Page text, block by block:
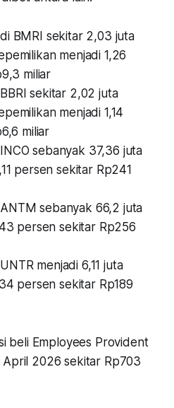
BMRI sekitar 2,03 juta
menjadi 1,26
miliar
sekitar 2,02 juta
menjadi 1,14
miliar
sebanyak 37,36 juta
persen sekitar Rp241
sebanyak 66,2 juta
persen sekitar Rp256
menjadi 6,11 juta
persen sekitar Rp189
beli Employees Provident
April 2026 sekitar Rp703